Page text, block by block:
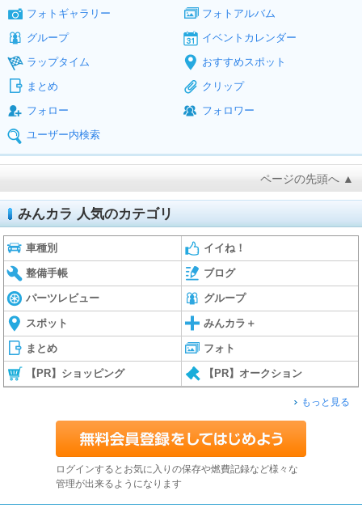
フォトギャラリー
フォトアルバム
グループ
イベントカレンダー
ラップタイム
おすすめスポット
まとめ
クリップ
フォロー
フォロワー
ユーザー内検索
ページの先頭へ ▲
みんカラ 人気のカテゴリ
車種別 イイね！
整備手帳 ブログ
パーツレビュー グループ
スポット みんカラ＋
まとめ フォト
【PR】ショッピング 【PR】オークション
もっと見る
ログインするとお気に入りの保存や燃費記録など様々な
管理が出来るようになります